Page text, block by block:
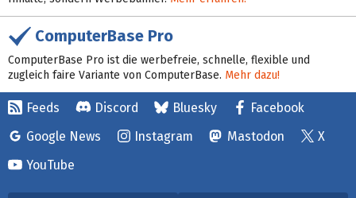
ComputerBase Pro
ComputerBase Pro ist die werbefreie, schnelle, flexible und
zugleich faire Variante von ComputerBase. Mehr dazu!
Feeds Discord Bluesky
Facebook
Google News
Instagram Mastodon
X
YouTube